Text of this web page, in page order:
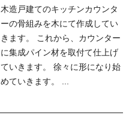
木造戸建てのキッチンカウンタ
ーの骨組みを木にて作成してい
きます。 これから、カウンター
に集成パイン材を取付て仕上げ
ていきます。 徐々に形になり始
めていきます。 ...